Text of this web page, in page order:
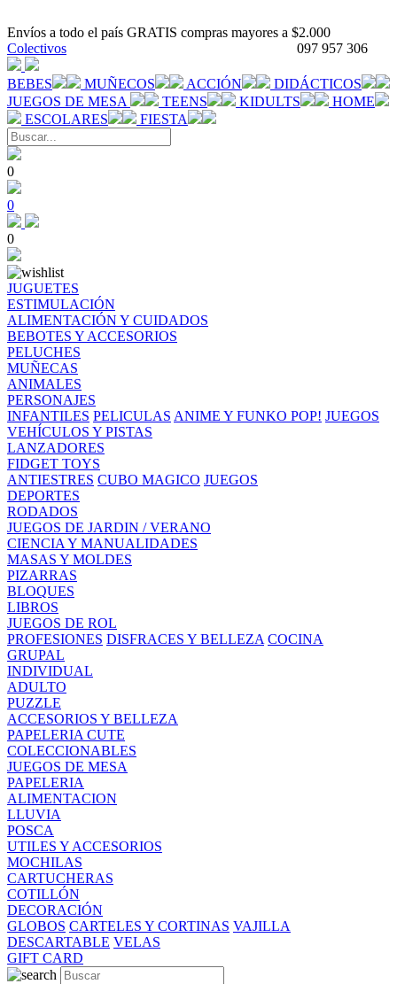
Envíos a todo el país GRATIS compras mayores a $2.000
097 957 306
Colectivos
BEBES MUÑECOS ACCIÓN
DIDÁCTICOS
JUEGOS DE MESA
TEENS KIDULTS
HOME
ESCOLARES
FIESTA
0
0
0
JUGUETES
ESTIMULACIÓN
ALIMENTACIÓN Y CUIDADOS
BEBOTES Y ACCESORIOS
PELUCHES
MUÑECAS
ANIMALES
PERSONAJES
INFANTILES PELICULAS ANIME Y FUNKO POP! JUEGOS
VEHÍCULOS Y PISTAS
LANZADORES
FIDGET TOYS
ANTIESTRES CUBO MAGICO JUEGOS
DEPORTES
RODADOS
JUEGOS DE JARDIN / VERANO
CIENCIA Y MANUALIDADES
MASAS Y MOLDES
PIZARRAS
BLOQUES
LIBROS
JUEGOS DE ROL
PROFESIONES DISFRACES Y BELLEZA COCINA
GRUPAL
INDIVIDUAL
ADULTO
PUZZLE
ACCESORIOS Y BELLEZA
PAPELERIA CUTE
COLECCIONABLES
JUEGOS DE MESA
PAPELERIA
ALIMENTACION
LLUVIA
POSCA
UTILES Y ACCESORIOS
MOCHILAS
CARTUCHERAS
COTILLÓN
DECORACIÓN
GLOBOS CARTELES Y CORTINAS VAJILLA
DESCARTABLE VELAS
GIFT CARD